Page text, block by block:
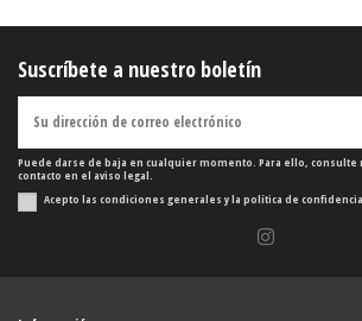
Suscríbete a nuestro boletín
Puede darse de baja en cualquier momento. Para ello,
contacto en el aviso legal.
Acepto las condiciones generales y la política de